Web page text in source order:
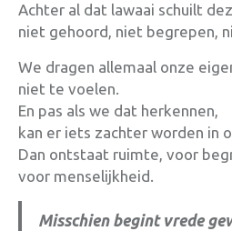
Achter al dat lawaai schuilt
niet gehoord, niet begrepen,
We dragen allemaal onze
niet te voelen.
En pas als we dat herkennen,
kan er iets zachter worden in
Dan ontstaat ruimte, voor
voor menselijkheid.
Misschien begint vrede